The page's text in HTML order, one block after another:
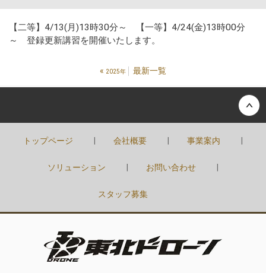
【二等】4/13(月)13時30分～ 【一等】4/24(金)13時00分
～ 登録更新講習を開催いたします。
« 2025年 最新一覧
トップページ 会社概要 事業案内
ソリューション お問い合わせ
スタッフ募集